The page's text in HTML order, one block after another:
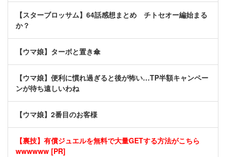
【スターブロッサム】64話感想まとめ チトセオー編始まる
か？
【ウマ娘】ターボと置き傘
【ウマ娘】便利に慣れ過ぎると後が怖い…TP半額キャンペー
ンが待ち遠しいわね
【ウマ娘】2番目のお客様
【裏技】有償ジュエルを無料で大量GETする方法がこちら
wwwwww [PR]